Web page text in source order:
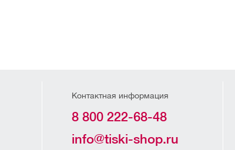
Контактная информация
8 800 222-68-48
info@tiski-shop.ru